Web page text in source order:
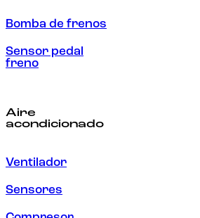
Bomba de frenos
Sensor pedal
freno
Aire
acondicionado
Ventilador
Sensores